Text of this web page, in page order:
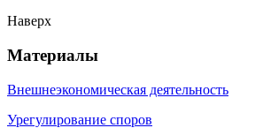
Наверх
Материалы
Внешнеэкономическая деятельность
Урегулирование споров